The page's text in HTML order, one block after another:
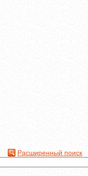
Расширенный поиск